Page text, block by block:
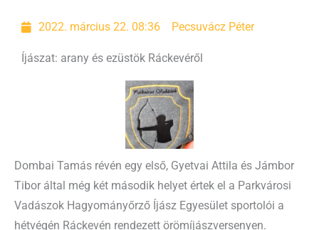
2022. március 22. 08:36 Pecsuvácz Péter
Íjászat: arany és ezüstök Ráckevéről
Dombai Tamás révén egy első, Gyetvai Attila és Jámbor
Tibor által még két második helyet értek el a Parkvárosi
Vadászok Hagyományőrző Íjász Egyesület sportolói a
hétvégén Ráckevén rendezett örömíjászversenyen.